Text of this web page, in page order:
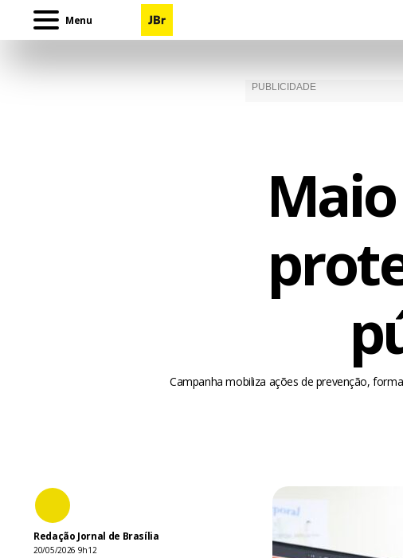
Menu
Campanha mobiliza ações de prevenção,
Redação Jornal de Brasília
20/05/2026 9h12